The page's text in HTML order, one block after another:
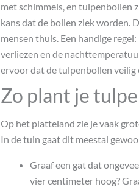
met schimmels, en tulpenbollen
kans dat de bollen ziek worden.
mensen thuis. Een handige
verliezen en de
ervoor dat de tulpenbollen
Zo plant je
Op het platteland zie je vaak
In de tuin gaat dit meestal
Graaf een gat dat
vier centimeter hoog?